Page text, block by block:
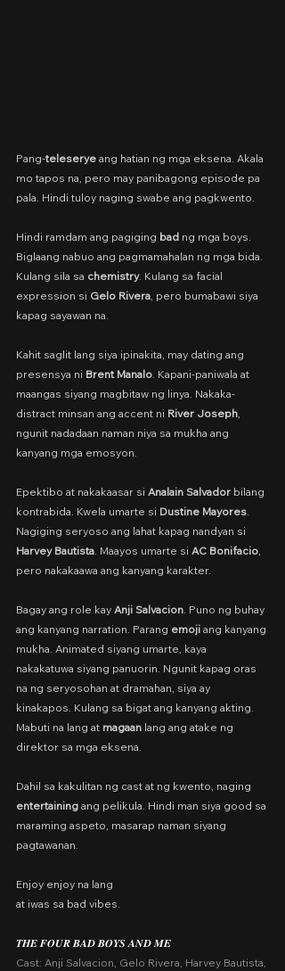
Pang-teleserye ang hatian ng mga eksena. Akala
mo tapos na, pero may panibagong episode pa
pala. Hindi tuloy naging swabe ang pagkwento.
Hindi ramdam ang pagiging bad ng mga boys.
Biglaang nabuo ang pagmamahalan ng mga bida.
Kulang sila sa chemistry. Kulang sa facial
expression si Gelo Rivera, pero bumabawi siya
kapag sayawan na.
Kahit saglit lang siya ipinakita, may dating ang
presensya ni Brent Manalo. Kapani-paniwala at
maangas siyang magbitaw ng linya. Nakaka-
distract minsan ang accent ni River Joseph,
ngunit nadadaan naman niya sa mukha ang
kanyang mga emosyon.
Epektibo at nakakaasar si Analain Salvador bilang
kontrabida. Kwela umarte si Dustine Mayores.
Nagiging seryoso ang lahat kapag nandyan si
Harvey Bautista. Maayos umarte si AC Bonifacio,
pero nakakaawa ang kanyang karakter.
Bagay ang role kay Anji Salvacion. Puno ng buhay
ang kanyang narration. Parang emoji ang kanyang
mukha. Animated siyang umarte, kaya
nakakatuwa siyang panuorin. Ngunit kapag oras
na ng seryosohan at dramahan, siya ay
kinakapos. Kulang sa bigat ang kanyang akting.
Mabuti na lang at magaan lang ang atake ng
direktor sa mga eksena.
Dahil sa kakulitan ng cast at ng kwento, naging
entertaining ang pelikula. Hindi man siya good sa
maraming aspeto, masarap naman siyang
pagtawanan.
Enjoy enjoy na lang
at iwas sa bad vibes.
𝑻𝑯𝑬 𝑭𝑶𝑼𝑹 𝑩𝑨𝑫 𝑩𝑶𝒀𝑺 𝑨𝑵𝑫 𝑴𝑬
Cast: Anji Salvacion, Gelo Rivera, Harvey Bautista,